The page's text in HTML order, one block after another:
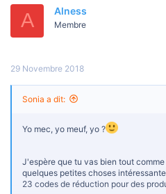
***Un message caché ne peut
A Alness
Membre
29 Novembre 2018
Sonia a dit:
Yo mec, yo meuf, yo ?
J'espère que tu vas bien tout
quelques petites choses
23 codes de réduction pour des